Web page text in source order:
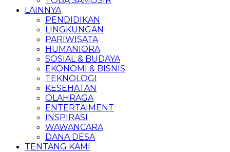
LAINNYA
PENDIDIKAN
LINGKUNGAN
PARIWISATA
HUMANIORA
SOSIAL & BUDAYA
EKONOMI & BISNIS
TEKNOLOGI
KESEHATAN
OLAHRAGA
ENTERTAIMENT
INSPIRASI
WAWANCARA
DANA DESA
TENTANG KAMI